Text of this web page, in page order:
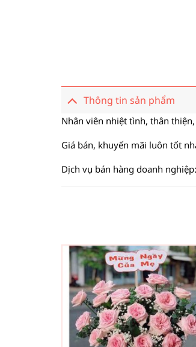
Thông tin sản phẩm
Nhân viên nhiệt tình, thân
Giá bán, khuyến mãi luôn tốt
Dịch vụ bán hàng doanh